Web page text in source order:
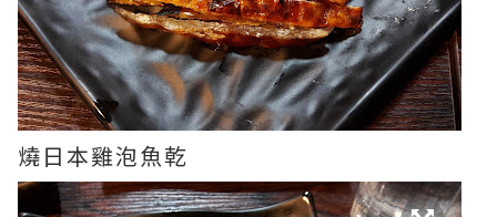
燒日本雞泡魚乾